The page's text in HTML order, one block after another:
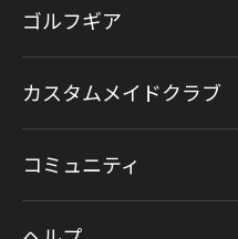
ゴルフギア
カスタムメイドクラブ
コミュニティ